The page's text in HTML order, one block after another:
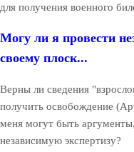
для получения военного
Могу ли я провести
своему плоск...
Верны ли сведения
получить освобождение
меня могут быть
независимую экспертизу?